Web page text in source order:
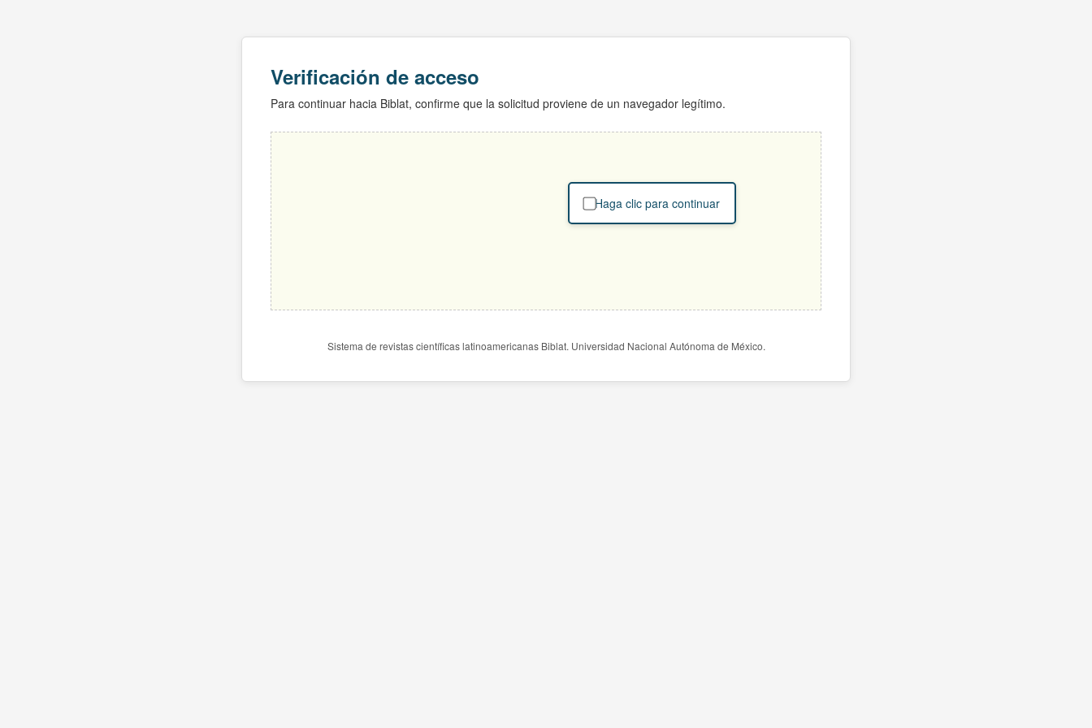
Verificación de acceso
Para continuar hacia Biblat, confirme que la solicitud proviene de un navegador legítimo.
Haga clic para continuar
Sistema de revistas científicas latinoamericanas Biblat. Universidad Nacional Autónoma de México.